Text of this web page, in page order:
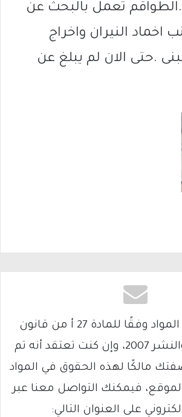
تعمل بالبحث عن
اخماد النيران واخراج
.حتى الان لم يبلغ عن
يتم الاستخدام المواد وفقًا للمادة 27 أ من قانون
حقوق التأليف والنشر 2007، وإن كنت تعتقد أنه تم
مالكًا لهذه الحقوق في المواد
فيمكنك التواصل معنا عبر
على العنوان التالي: